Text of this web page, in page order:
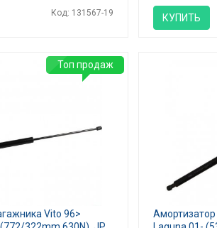
Код: 131567-19 КУПИТЬ
Vito 96>
Топ продаж